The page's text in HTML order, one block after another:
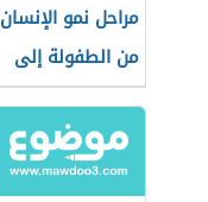
مراحل نمو الإنسان
من الطفولة إلى
الشيخوخة